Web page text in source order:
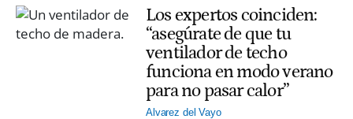
Los expertos coinciden:
“asegúrate de que tu
ventilador de techo
funciona en modo verano
para no pasar calor”
Alvarez del Vayo